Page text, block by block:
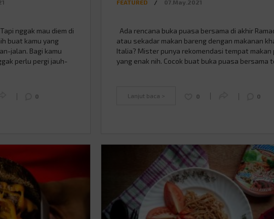
nggak mau diem di
buat kamu yang
jalan. Bagi kamu
perlu pergi jauh-
0
FEATURED / 07.May.2021
Ada rencana buka puasa bersama di akhir
atau sekadar makan bareng dengan makanan
Italia? Mister punya rekomendasi tempat makan
yang enak nih. Cocok buat buka puasa bersama
instagram.com/pizzeriacavalese Nyari pizza enak
Jakarta? Cobain deh Pizzeria Cavalese! …
Lanjut baca > 0 0